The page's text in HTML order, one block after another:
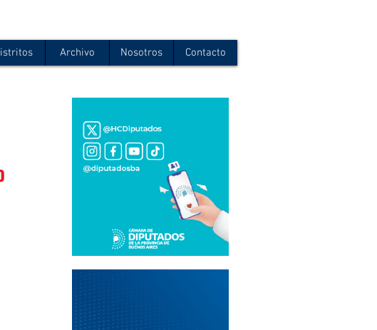
Archivo Nosotros Contacto